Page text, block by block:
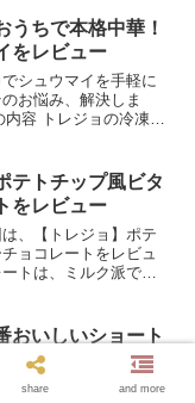
クです。詳しくはプラ
お読み...
うちで本格中華！
をレビュー
シュウマイを手軽に
お悩み、解決しま
容 トレジョの冷凍シ
しんだ味で落ち着けま
もの...
テトチップ風ビタ
をレビュー
、【トレジョ】ポテ
ョコレートをレビュ
トは、ミルク派です
方味わえてどんな飲
今回...
おいしいショート
ーはこれ一択！
にはクッキーがたくさ
share and more